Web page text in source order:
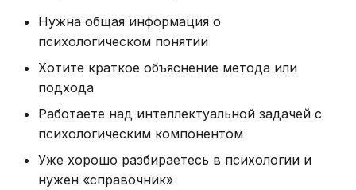
Нужна общая информация о
психологическом понятии
Хотите краткое объяснение метода или
подхода
Работаете над интеллектуальной задачей с
психологическим компонентом
Уже хорошо разбираетесь в психологии и
нужен «справочник»